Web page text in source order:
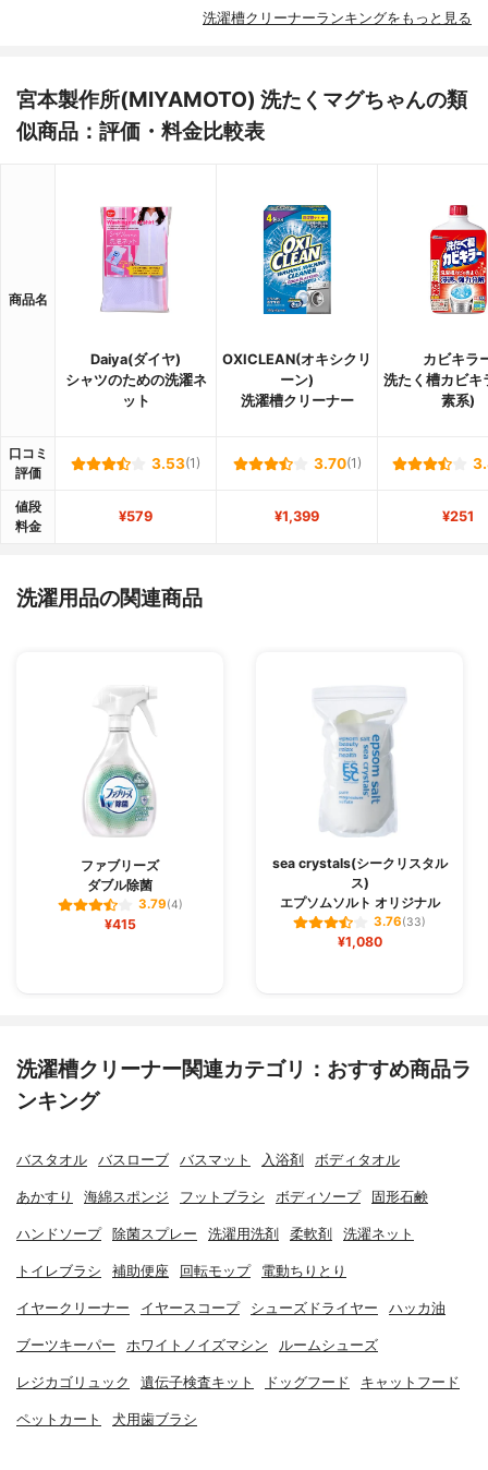
洗濯槽クリーナーランキングをもっと見る
宮本製作所(MIYAMOTO) 洗たくマグちゃんの類
似商品：評価・料金比較表
商品名
Daiya(ダイヤ)
シャツのための洗濯ネ
ット
OXICLEAN(オキシクリ
ーン)
洗濯槽クリーナー
カビキラ
洗たく槽カビキ
素系)
口コミ
評価
3.53(1) 3.70(1)
値段
料金
¥579 ¥1,399 ¥251
洗濯用品の関連商品
ファブリーズ
ダブル除菌
3.79(4)
¥415
sea crystals(シークリスタル
ス)
エプソムソルト オリジナル
3.76(33)
¥1,080
洗濯槽クリーナー関連カテゴリ：おすすめ商品ラ
ンキング
バスタオル バスローブ バスマット 入浴剤 ボディタオル
あかすり 海綿スポンジ フットブラシ ボディソープ 固形石鹸
ハンドソープ 除菌スプレー 洗濯用洗剤 柔軟剤 洗濯ネット
トイレブラシ 補助便座 回転モップ 電動ちりとり
イヤークリーナー イヤースコープ シューズドライヤー ハッカ油
ブーツキーパー ホワイトノイズマシン ルームシューズ
レジカゴリュック 遺伝子検査キット ドッグフード キャットフード
ペットカート 犬用歯ブラシ